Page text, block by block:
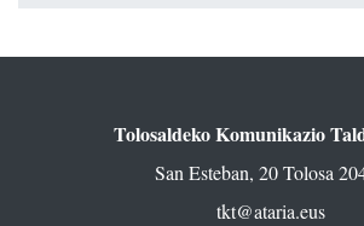
Tolosaldeko Komunikazio
San Esteban, 20 Tolosa
tkt@ataria.eus